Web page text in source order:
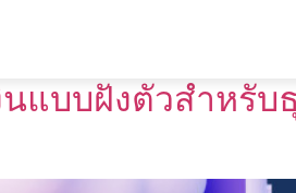
แบบฝังตัวสำหรั